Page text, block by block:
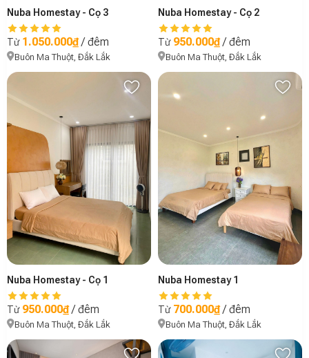
Nuba Homestay - Cọ 3
Từ 1.050.000₫/ đêm
Buôn Ma Thuột, Đắk Lắk
Nuba Homestay - Cọ 2
Từ 950.000₫/ đêm
Buôn Ma Thuột, Đắk Lắk
Nuba Homestay - Cọ 1
Từ 950.000₫/ đêm
Buôn Ma Thuột, Đắk Lắk
Nuba Homestay 1
Từ 700.000₫/ đêm
Buôn Ma Thuột, Đắk Lắk